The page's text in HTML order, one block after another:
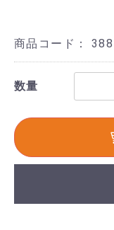
商品コード： 388
数量